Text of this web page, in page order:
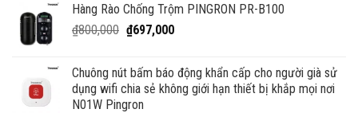
từ
₫1,640,000
Hàng Rào Chống Trộm PINGRON PR-B100
₫800,000 Giá
₫800,000.
₫697,000Giá
là:
₫697,000.
Chuông nút bấm báo động khẩn cấp cho người già sử
dụng wifi chia sẻ không giới hạn thiết bị khắp mọi nơi
N01W Pingron